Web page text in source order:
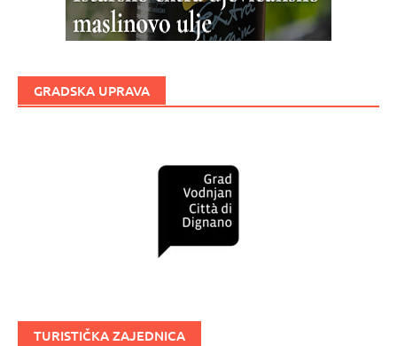
GRADSKA UPRAVA
TURISTIČKA ZAJEDNICA